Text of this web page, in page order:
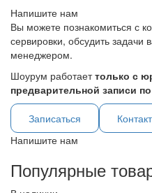
Напишите нам
Вы можете познакомиться с
сервировки, обсудить
менеджером.
Шоурум работаеттолько с
предварительной записи
Записаться
Напишите нам
Популярные